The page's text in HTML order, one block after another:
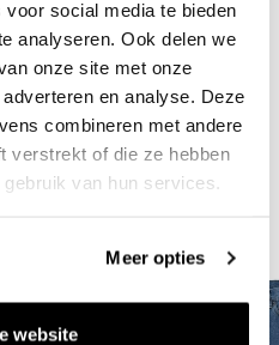
social media te bieden
analyseren. Ook delen we
onze site met onze
en analyse. Deze
combineren met andere
verstrekt of die ze hebben
van hun services.
Meer opties
website